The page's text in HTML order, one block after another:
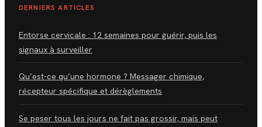
DERNIERS ARTICLES
Entorse cervicale : 12 semaines pour guérir, puis les
signaux à surveiller
Qu’est-ce qu’une hormone ? Messager chimique,
récepteur spécifique et dérèglements
Se peser tous les jours ne fait pas grossir, mais peut